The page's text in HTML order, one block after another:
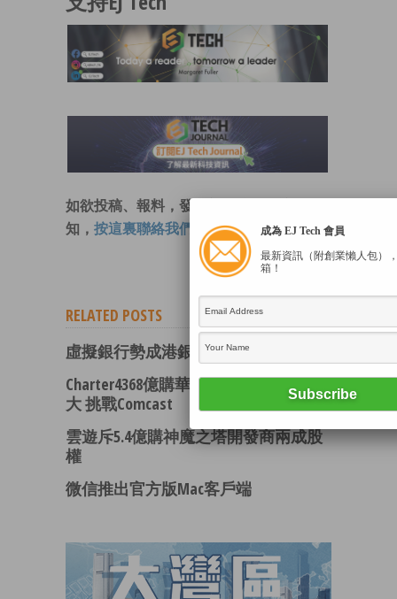
如欲投稿、報料，發布新聞稿或採訪通
知， 按這裏聯絡我們 。
RELATED POSTS
虛擬銀行勢成港銀增長引擎
Charter4368億購華納有線 變全美第二
大 挑戰Comcast
雲遊斥5.4億購神魔之塔開發商兩成股
權
微信推出官方版Mac客戶端
成為 EJ Tech 會員
最新資訊（附創業懶人包）
箱！